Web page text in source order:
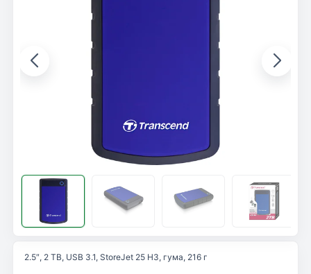
2.5″, 2 TB, USB 3.1, StoreJet 25 H3, гума, 216 г